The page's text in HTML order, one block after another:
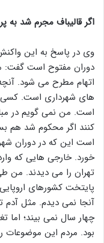
اگر قالیباف مجرم شد
وی در پاسخ به این
دوران مفتوح است گفت:
اتهام مطرح می شود.
های شهرداری است.
است. من نمی گویم در
کنند اگر محکوم شد هم
است این که در دوران
خورد. خارجی هایی که
تهران را می دیدند. من
پایتخت کشورهای
آنجا نمی دیدم. مثل آدم
چهار سال نمی بیند؛ اما
بود. مردم این موضوعات